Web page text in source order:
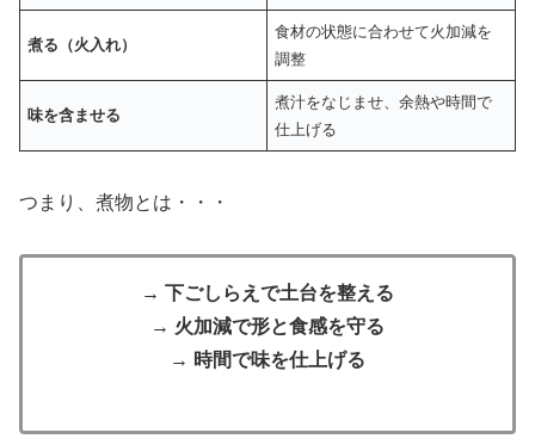
煮る（火入れ）
食材の状態に合わせて火加減を
調整
味を含ませる
煮汁をなじませ、余熱や時間で
仕上げる
つまり、煮物とは・・・
→ 下ごしらえで土台を整える
→ 火加減で形と食感を守る
→ 時間で味を仕上げる